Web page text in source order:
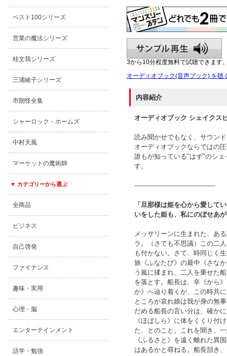
ベスト100シリーズ
営業の魔法シリーズ
桂文我シリーズ
三浦綾子シリーズ
市朗怪全集
シャーロック・ホームズ
中村天風
マーケットの魔術師
▼ カテゴリーから選ぶ
全商品
ビジネス
自己啓発
ファイナンス
趣味・実用
心理・脳
エンターテインメント
語学・勉強
3から10分程度無料で試聴できます
オーディオブック(音声ブック) を聴
内容紹介
オーディオブック シェイクス
読み聞かせでもなく、サウン
オーディオブックならではの
誰もが知っている"はず"のシ
す。
----------------------------------------
「旦那様は姫を心から愛し
いをした姫も、私にのぼせあ
メッサリーンに生まれた、あ
ラ。（さても不思議）この二
も付かない。さて、時同じく
旅《ふなたび》の最中《さな
う嵐に揉まれ、二人を乗せた
を落とす。船長は、辛《から
か》へ辿り着くが、この時共
ところが哀れ娘は我が身の無
だめる船長の言い分は、確か
《ほばしら》に体をくくり付
た、とのこと。これを聞き、
《ふるさと》を遠く離れた異
はあるかと尋ねる。船長頷き